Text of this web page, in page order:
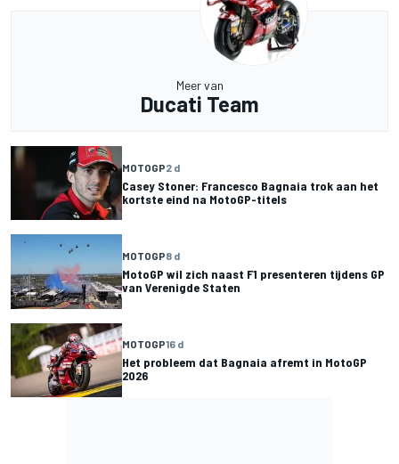
Meer van
Ducati Team
MOTOGP2 d
Casey Stoner: Francesco Bagnaia trok aan het
kortste eind na MotoGP-titels
MOTOGP8 d
MotoGP wil zich naast F1 presenteren tijdens GP
van Verenigde Staten
MOTOGP16 d
Het probleem dat Bagnaia afremt in MotoGP
2026